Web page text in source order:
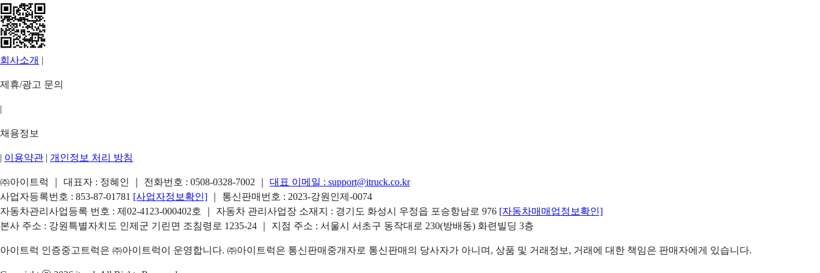
회사소개 |
제휴/광고 문의
|
채용정보
| 이용약관 | 개인정보 처리 방침
㈜아이트럭 ｜ 대표자 : 정혜인 ｜ 전화번호 : 0508-0328-7002 대표 이메일 : support@itruck.co.kr
사업자등록번호 : 853-87-01781 [사업자정보확인]
｜ 통신판매번호 : 2023-강원인제-0074
자동차관리사업등록 번호 : 제02-4123-000402호 ｜ 자동차 관리사업장 소재지 : 경기도 화성시 우정읍 포승항남로 976 [자동차매매업정보확인]
본사 주소 : 강원특별자치도 인제군 기린면 조침령로 1235-24 ｜ 지점 주소 : 서울시 서초구 동작대로 230(방배동) 화련빌딩 3층
아이트럭 인증중고트럭은 ㈜아이트럭이 운영합니다. ㈜아이트럭은 통신판매중개자로 통신판매의 당사자가 아니며, 상품 및 거래정보, 거래에 대한 책임은 판매자에게 있습니다.